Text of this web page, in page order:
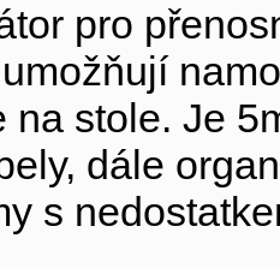
pro
na stole. Je
dále
s